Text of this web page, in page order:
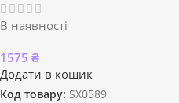
В наявності
1575 ₴
Додати в кошик
Код товару: SX0589